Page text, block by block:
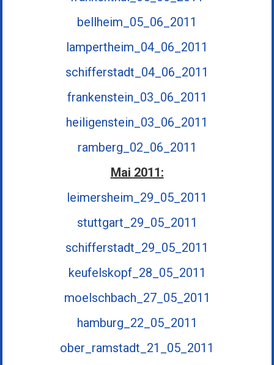
bellheim_05_06_2011
lampertheim_04_06_2011
schifferstadt_04_06_2011
frankenstein_03_06_2011
heiligenstein_03_06_2011
ramberg_02_06_2011
Mai 2011:
leimersheim_29_05_2011
stuttgart_29_05_2011
schifferstadt_29_05_2011
keufelskopf_28_05_2011
moelschbach_27_05_2011
hamburg_22_05_2011
ober_ramstadt_21_05_2011